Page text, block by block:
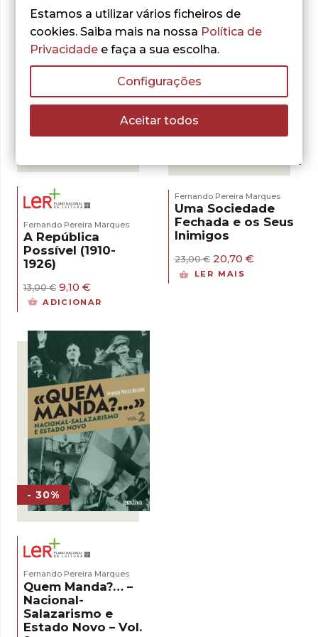
Fernando Pereira Marques
A República
Possível (1910-
1926)
13,00€ O
preço
13,00 €.
9,10 €
preço
9,10 €.
ADICIONAR
Fernando Pereira Marques
Uma Sociedade
Fechada e os Seus
Inimigos
23,00€ O
preço
20,70 €O
LER MAIS
- 30%
Fernando Pereira Marques
Quem Manda?… –
Nacional-
Salazarismo e
Estado Novo – Vol.
Estamos a utilizar vários ficheiros de
cookies. Saiba mais na nossa Política de
Privacidade e faça a sua escolha.
Configurações
Aceitar todos